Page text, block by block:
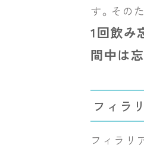
す。その
1回飲み
間中は
フィラ
フィラリ